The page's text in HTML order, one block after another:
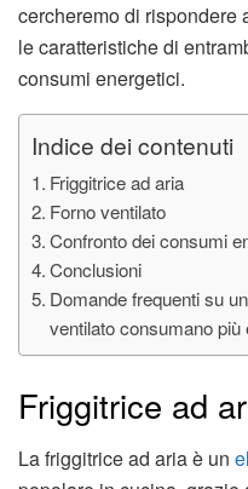
cercheremo di rispondere
le caratteristiche di
consumi energetici.
Indice dei contenuti
Friggitrice ad aria
Forno ventilato
Confronto dei consumi
Conclusioni
Domande frequenti su
ventilato consumano più
Friggitrice ad
La friggitrice ad aria è un